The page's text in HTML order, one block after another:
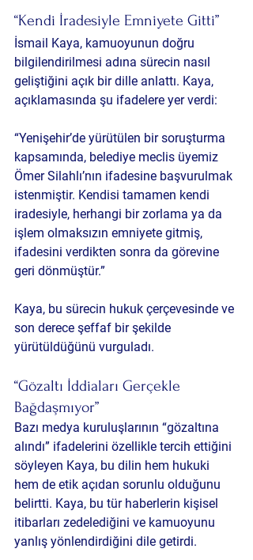
“Kendi İradesiyle Emniyete Gitti”
İsmail Kaya, kamuoyunun doğru
bilgilendirilmesi adına sürecin nasıl
geliştiğini açık bir dille anlattı. Kaya,
açıklamasında şu ifadelere yer verdi:
“Yenişehir’de yürütülen bir soruşturma
kapsamında, belediye meclis üyemiz
Ömer Silahlı’nın ifadesine başvurulmak
istenmiştir. Kendisi tamamen kendi
iradesiyle, herhangi bir zorlama ya da
işlem olmaksızın emniyete gitmiş,
ifadesini verdikten sonra da görevine
geri dönmüştür.”
Kaya, bu sürecin hukuk çerçevesinde ve
son derece şeffaf bir şekilde
yürütüldüğünü vurguladı.
“Gözaltı İddiaları Gerçekle
Bağdaşmıyor”
Bazı medya kuruluşlarının “gözaltına
alındı” ifadelerini özellikle tercih ettiğini
söyleyen Kaya, bu dilin hem hukuki
hem de etik açıdan sorunlu olduğunu
belirtti. Kaya, bu tür haberlerin kişisel
itibarları zedelediğini ve kamuoyunu
yanlış yönlendirdiğini dile getirdi.